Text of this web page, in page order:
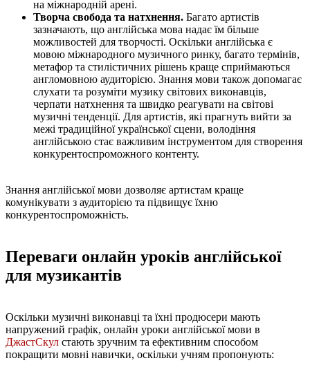
на міжнародній арені.
Творча свобода та натхнення. Багато артистів
зазначають, що англійська мова надає їм більше
можливостей для творчості. Оскільки англійська є
мовою міжнародного музичного ринку, багато термінів,
метафор та стилістичних рішень краще сприймаються
англомовною аудиторією. Знання мови також допомагає
слухати та розуміти музику світових виконавців,
черпати натхнення та швидко реагувати на світові
музичні тенденції. Для артистів, які прагнуть вийти за
межі традиційної української сцени, володіння
англійською стає важливим інструментом для створення
конкурентоспроможного контенту.
Знання англійської мови дозволяє артистам краще
комунікувати з аудиторією та підвищує їхню
конкурентоспроможність.
Переваги онлайн уроків англійської
для музикантів
Оскільки музичні виконавці та їхні продюсери мають
напружений графік, онлайн уроки англійської мови в
ДжастСкул стають зручним та ефективним способом
покращити мовні навички, оскільки учням пропонують: